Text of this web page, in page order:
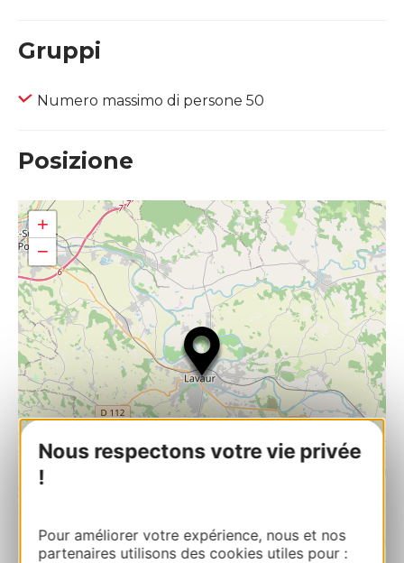
Nous respectons votre vie privée
!
Pour améliorer votre expérience, nous et nos
partenaires utilisons des cookies utiles pour :
Gruppi
Numero massimo di persone 50
Posizione
+
−
Leaflet| Map data ©OpenStreetMap contributors